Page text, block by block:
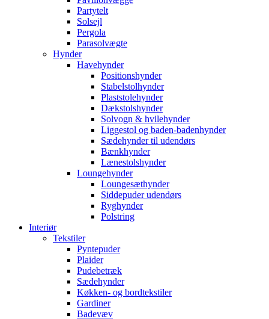
Partytelt
Solsejl
Pergola
Parasolvægte
Hynder
Havehynder
Positionshynder
Stabelstolhynder
Plaststolehynder
Dækstolshynder
Solvogn & hvilehynder
Liggestol og baden-badenhynder
Sædehynder til udendørs
Bænkhynder
Lænestolshynder
Loungehynder
Loungesæthynder
Siddepuder udendørs
Ryghynder
Polstring
Interiør
Tekstiler
Pyntepuder
Plaider
Pudebetræk
Sædehynder
Køkken- og bordtekstiler
Gardiner
Badevæv